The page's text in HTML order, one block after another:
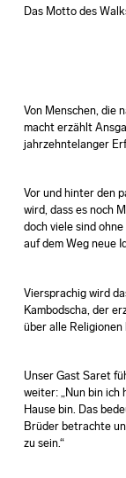
Das Motto des
Von Menschen, die
macht erzählt
jahrzehntelanger
Vor und hinter den
wird, dass es noch
doch viele sind
auf dem Weg neue
Viersprachig wird
Kambodscha, der
über alle Religionen
Unser Gast Saret
weiter: „Nun bin ich
Hause bin. Das
Brüder betrachte
zu sein.“